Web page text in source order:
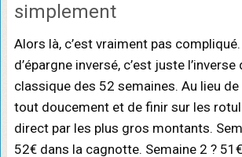
simplement
Alors là, c’est vraiment pas
d’épargne inversé, c’est juste
classique des 52 semaines. Au lieu
tout doucement et de finir sur les
direct par les plus gros montants.
52€ dans la cagnotte. Semaine 2 ?